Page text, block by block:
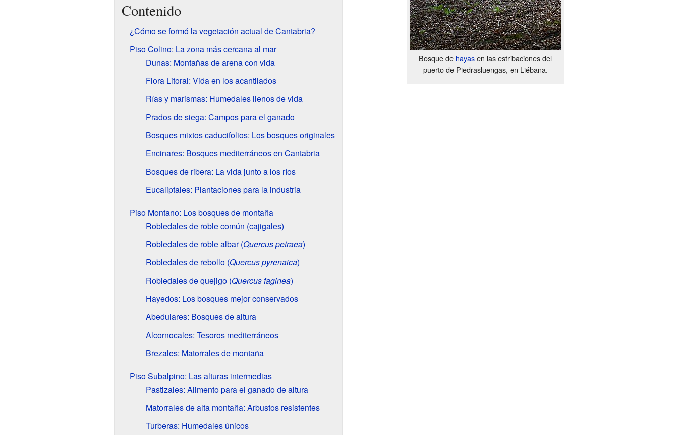
Bosque de hayasen las estribaciones del
puerto de Piedrasluengas, en Liébana.
Contenido
¿Cómo se formó la vegetación actual de Cantabria?
Piso Colino: La zona más cercana al mar
Dunas: Montañas de arena con vida
Flora Litoral: Vida en los acantilados
Rías y marismas: Humedales llenos de vida
Prados de siega: Campos para el ganado
Bosques mixtos caducifolios: Los bosques originales
Encinares: Bosques mediterráneos en Cantabria
Bosques de ribera: La vida junto a los ríos
Eucaliptales: Plantaciones para la industria
Piso Montano: Los bosques de montaña
Robledales de roble común (cajigales)
Robledales de roble albar (Quercus petraea)
Robledales de rebollo (Quercus pyrenaica)
Robledales de quejigo (Quercus faginea)
Hayedos: Los bosques mejor conservados
Abedulares: Bosques de altura
Alcornocales: Tesoros mediterráneos
Brezales: Matorrales de montaña
Piso Subalpino: Las alturas intermedias
Pastizales: Alimento para el ganado de altura
Matorrales de alta montaña: Arbustos resistentes
Turberas: Humedales únicos